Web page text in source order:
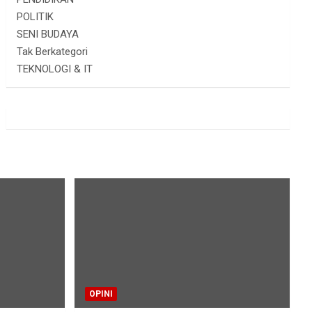
POLITIK
SENI BUDAYA
Tak Berkategori
TEKNOLOGI & IT
OPINI